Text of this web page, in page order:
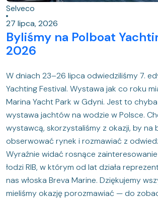
Selveco
27 lipca, 2026
Byliśmy na Polboat
2026
W dniach 23–26 lipca odwiedziliśmy 7.
Yachting Festival. Wystawa jak co roku
Marina Yacht Park w Gdyni. Jest to
wystawa jachtów na wodzie w Polsce.
wystawcą, skorzystaliśmy z okazji, by na
obserwować rynek i rozmawiać z
Wyraźnie widać rosnące
łodzi RIB, w którym od lat działa
nas włoska Breva Marine. Dziękujemy
mieliśmy okazję porozmawiać — do